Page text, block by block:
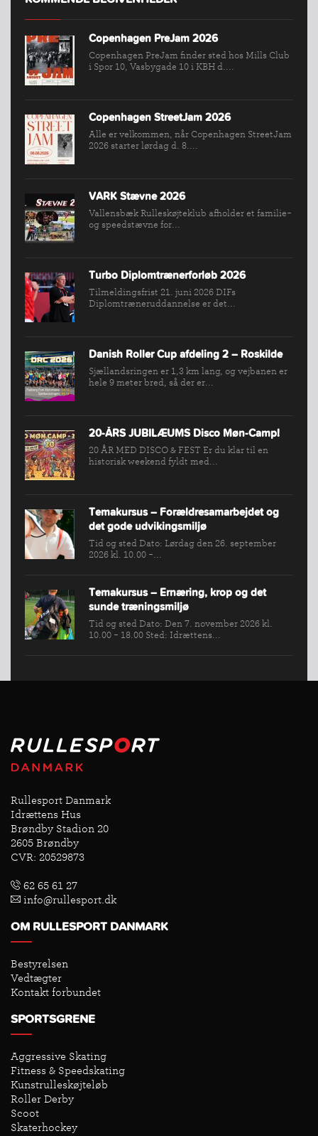
INDMELDELSE
BREDDEPULJE
FIND
KLUB
SPORTSGRENE
VÆRKTØJSKASSEN
KONKURRENCER
Copenhagen PreJam 2026
Copenhagen PreJam finder sted hos Mills Club
i Spor 10, Vasbygade 10 i KBH d....
Copenhagen StreetJam 2026
Alle er velkommen, når Copenhagen StreetJam
2026 starter lørdag d. 8....
VARK Stævne 2026
Vallensbæk Rulleskøjteklub afholder et familie-
og speedstævne for...
Turbo Diplomtrænerforløb 2026
Tilmeldingsfrist 21. juni 2026 DIFs
Diplomtræneruddannelse er det...
Danish Roller Cup afdeling 2 – Roskilde
Sjællandsringen er 1,3 km lang, og vejbanen er
hele 9 meter bred, så der er...
20-ÅRS JUBILÆUMS Disco Møn-Camp!
20 ÅR MED DISCO & FEST Er du klar til en
historisk weekend fyldt med...
Temakursus – Forældresamarbejdet og
det gode udvikingsmiljø
Tid og sted Dato: Lørdag den 26. september
2026 kl. 10.00 -...
Temakursus – Ernæring, krop og det
sunde træningsmiljø
Tid og sted Dato: Den 7. november 2026 kl.
10.00 - 18.00 Sted: Idrættens...
Rullesport Danmark
Idrættens Hus
Brøndby Stadion 20
2605 Brøndby
CVR: 20529873
62 65 61 27
info@rullesport.dk
OM RULLESPORT DANMARK
Bestyrelsen
Vedtægter
Kontakt forbundet
SPORTSGRENE
Aggressive Skating
Fitness & Speedskating
Kunstrulleskøjteløb
Roller Derby
Scoot
Skaterhockey